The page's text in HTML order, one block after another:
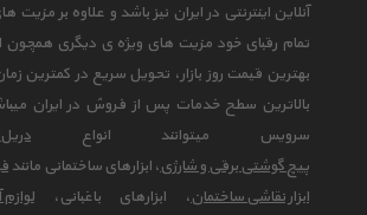
آنلاین اینترنتی در ایران نیز باشد و علاوه بر
تمام رقبای خود مزیت های ویژه ی دیگری همچون
بهترین قیمت روز بازار، تحویل سریع در کمترین
بالاترین سطح خدمات پس از فروش در ایران
سرویس میتوانند انواع دریل
پیچ گوشتی برقی و شارژی، ابزارهای ساختمانی مانند
ابزار نقاشی ساختمان، ابزارهای باغبانی،لوازم